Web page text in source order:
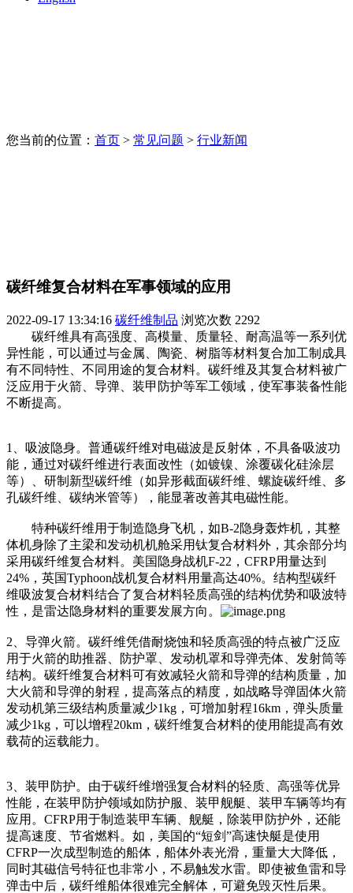
您当前的位置： 首页 > 常见问题 > 行业新闻
碳纤维复合材料在军事领域的应用
2022-09-17 13:34:16 碳纤维制品 浏览次数 2292
碳纤维具有高强度、高模量、质量轻、耐高温等一系列优
异性能，可以通过与金属、陶瓷、树脂等材料复合加工制成具
有不同特性、不同用途的复合材料。碳纤维及其复合材料被广
泛应用于火箭、导弹、装甲防护等军工领域，使军事装备性能
不断提高。
1、吸波隐身。普通碳纤维对电磁波是反射体，不具备吸波功
能，通过对碳纤维进行表面改性（如镀镍、涂覆碳化硅涂层
等）、研制新型碳纤维（如异形截面碳纤维、螺旋碳纤维、多
孔碳纤维、碳纳米管等），能显著改善其电磁性能。
特种碳纤维用于制造隐身飞机，如B-2隐身轰炸机，其整
体机身除了主梁和发动机机舱采用钛复合材料外，其余部分均
采用碳纤维复合材料。美国隐身战机F-22，CFRP用量达到
24%，英国Typhoon战机复合材料用量高达40%。结构型碳纤
维吸波复合材料结合了复合材料轻质高强的结构优势和吸波特
性，是雷达隐身材料的重要发展方向。
2、导弹火箭。碳纤维凭借耐烧蚀和轻质高强的特点被广泛应
用于火箭的助推器、防护罩、发动机罩和导弹壳体、发射筒等
结构。碳纤维复合材料可有效减轻火箭和导弹的结构质量，加
大火箭和导弹的射程，提高落点的精度，如战略导弹固体火箭
发动机第三级结构质量减少1kg，可增加射程16km，弹头质量
减少1kg，可以增程20km，碳纤维复合材料的使用能提高有效
载荷的运载能力。
3、装甲防护。由于碳纤维增强复合材料的轻质、高强等优异
性能，在装甲防护领域如防护服、装甲舰艇、装甲车辆等均有
应用。CFRP用于制造装甲车辆、舰艇，除装甲防护外，还能
提高速度、节省燃料。如，美国的“短剑”高速快艇是使用
CFRP一次成型制造的船体，船体外表光滑，重量大大降低，
同时其磁信号特征也非常小，不易触发水雷。即使被鱼雷和导
弹击中后，碳纤维船体很难完全解体，可避免毁灭性后果。